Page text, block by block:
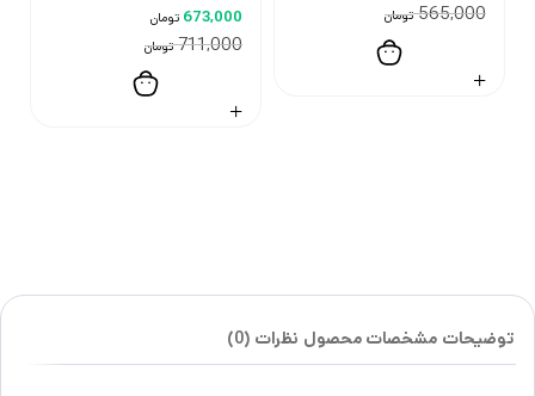
565,000 تومان
711,000 تومان
673,000 تومان
توضیحات مشخصات محصول نظرات (0)